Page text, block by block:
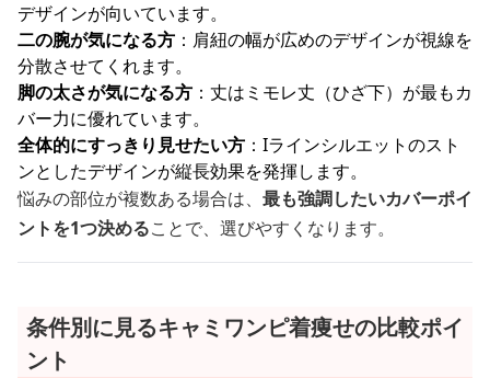
デザインが向いています。
二の腕が気になる方 ：肩紐の幅が広めのデザインが視線を
分散させてくれます。
脚の太さが気になる方 ：丈はミモレ丈（ひざ下）が最もカ
バー力に優れています。
全体的にすっきり見せたい方 ：Iラインシルエットのスト
ンとしたデザインが縦長効果を発揮します。
悩みの部位が複数ある場合は、 最も強調したいカバーポイ
ントを1つ決めることで、選びやすくなります。
条件別に見るキャミワンピ着痩せの比較ポイ
ント